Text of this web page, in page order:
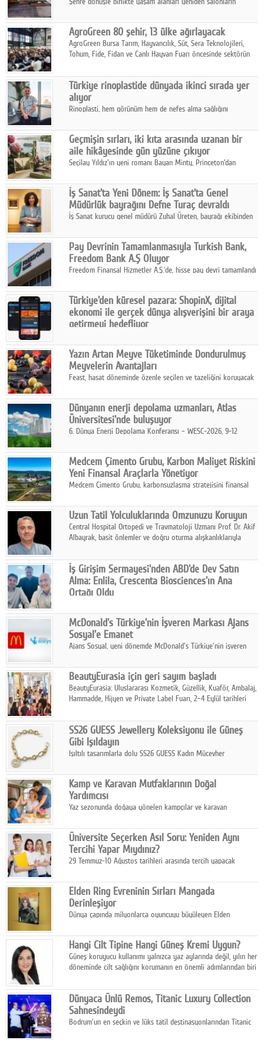
sonbaharın tasarım kodlarını açıklıyor.
AgroGreen 80 şehir, 13 ülke ağırlayacak
AgroGreen Bursa Tarım, Hayvancılık, Süt, Sera Teknolojileri,
Tohum, Fide, Fidan ve Canlı Hayvan Fuarı öncesinde sektörün
Türkiye rinoplastide dünyada ikinci sırada yer
alıyor
Rinoplasti, hem görünüm hem de nefes alma sağlığını
biri konumunda.
Geçmişin sırları, iki kıta arasında uzanan bir
aile hikâyesinde gün yüzüne çıkıyor
Seçilay Yıldız'ın yeni romanı Bayan Minty, Princeton'dan
katmanlı bir aile hikâyesi anlatıyor.
İş Sanat'ta Yeni Dönem: İş Sanat'ta Genel
Müdürlük bayrağını Defne Turaç devraldı
İş Sanat kurucu genel müdürü Zuhal Üreten, bayrağı ekibinden
Pay Devrinin Tamamlanmasıyla Turkish Bank,
Freedom Bank A.Ş Oluyor
Freedom Finansal Hizmetler A.Ş.'de, hisse pay devri tamamlandı
Turkish Bank'ın ticaret unvanının “Freedom Bank A.Ş.” olmasına
karar verildi.
Türkiye'den küresel pazara: ShopinX, dijital
ekonomi ile gerçek dünya alışverişini bir araya
getirmeyi hedefliyor
ekonomi ile gerçek dünya alışveriş deneyimi arasında köprü
kurmayı hedefleyen vizyonuyla uluslararası pazarlara açılıyor.
Yazın Artan Meyve Tüketiminde Dondurulmuş
Meyvelerin Avantajları
Feast, hasat döneminde özenle seçilen ve tazeliğini koruyacak
pratik, güvenilir ve lezzetli bir alternatif sunuyor.
Dünyanın enerji depolama uzmanları, Atlas
Üniversitesi'nde buluşuyor
6. Dünya Enerji Depolama Konferansı – WESC-2026, 9-12
sahipliğinde gerçekleştirilecek.
Medcem Çimento Grubu, Karbon Maliyet Riskini
Yeni Finansal Araçlarla Yönetiyor
Medcem Çimento Grubu, karbonsuzlaşma stratejisini finansal
Uzun Tatil Yolculuklarında Omzunuzu Koruyun
Central Hospital Ortopedi ve Travmatoloji Uzmanı Prof. Dr. Akif
Albayrak, basit önlemler ve doğru oturma alışkanlıklarıyla
İş Girişim Sermayesi'nden ABD'de Dev Satın
Alma: Enlila, Crescenta Biosciences'ın Ana
Ortağı Oldu
stratejisini uluslararası ölçeğe taşıyan satın alma hamlesini
tamamladı.
McDonald's Türkiye'nin İşveren Markası Ajans
Sosyal'e Emanet
Ajans Sosyal, yeni dönemde McDonald's Türkiye'nin işveren
BeautyEurasia için geri sayım başladı
BeautyEurasia: Uluslararası Kozmetik, Güzellik, Kuaför, Ambalaj,
Hammadde, Hijyen ve Private Label Fuarı, 2–4 Eylül tarihleri
SS26 GUESS Jewellery Koleksiyonu ile Güneş
Gibi Işıldayın
Işıltılı tasarımlarla dolu SS26 GUESS Kadın Mücevher
dokunuşunu taşıyor.
Kamp ve Karavan Mutfaklarının Doğal
Yardımcısı
Yaz sezonunda doğaya yönelen kampçılar ve karavan
temizlik sağlayan, çevreye duyarlı bitkisel içerikli ürünleri tercih
ediyor.
Üniversite Seçerken Asıl Soru: Yeniden Aynı
Tercihi Yapar Mıydınız?
29 Temmuz-10 Ağustos tarihleri arasında tercih yapacak
Elden Ring Evreninin Sırları Mangada
Derinleşiyor
Dünya çapında milyonlarca oyuncuyu büyüleyen Elden
aksiyonu ve karanlık fantastik atmosferi bir araya getirmeyi
sürdürüyor.
Hangi Cilt Tipine Hangi Güneş Kremi Uygun?
Güneş koruyucu kullanımı yalnızca yaz aylarında değil, yılın her
döneminde cilt sağlığını korumanın en önemli adımlarından biri
Dünyaca Ünlü Remos, Titanic Luxury Collection
Sahnesindeydi
Bodrum'un en seçkin ve lüks tatil destinasyonlarından Titanic